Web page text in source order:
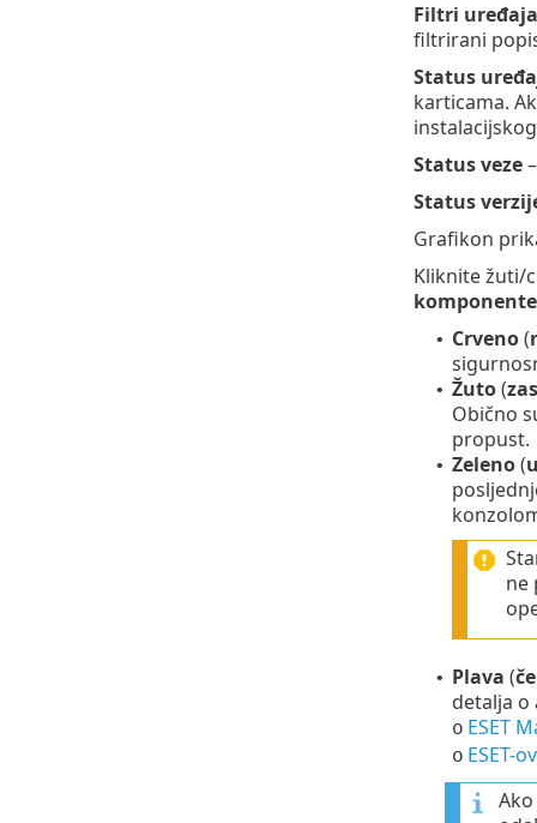
Filtri uređaja
filtrirani
Status
karticama.
Status veze
Status
Grafikon
Kliknite žuti/
komponente
• Crveno(
• Žuto(
Obično
propust.
• Zeleno(
ne
• Plava (
detalja
o ESET
o ESET-